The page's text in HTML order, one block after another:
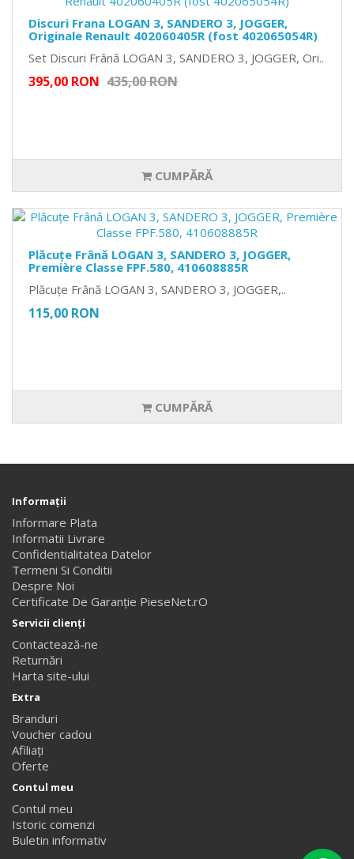
Discuri Frana LOGAN 3, SANDERO 3, JOGGER,
Originale Renault 402060405R (fost 402065054R)
Set Discuri Frână LOGAN 3, SANDERO 3, JOGGER, Ori..
395,00 RON 435,00 RON
CUMPĂRĂ
Plăcuțe Frână LOGAN 3, SANDERO 3, JOGGER,
Première Classe FPF.580, 410608885R
Plăcuțe Frână LOGAN 3, SANDERO 3, JOGGER,..
115,00 RON
CUMPĂRĂ
Informaţii
Informare Plata
Informatii Livrare
Confidentialitatea Datelor
Termeni Si Conditii
Despre Noi
Certificate De Garanție PieseNet.rO
Servicii clienţi
Contactează-ne
Returnări
Harta site-ului
Extra
Branduri
Voucher cadou
Afiliaţi
Oferte
Contul meu
Contul meu
Istoric comenzi
Buletin informativ